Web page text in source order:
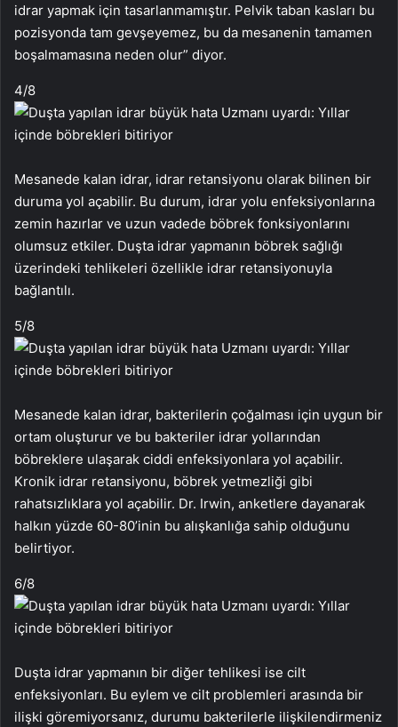
idrar yapmak için tasarlanmamıştır. Pelvik taban kasları bu
pozisyonda tam gevşeyemez, bu da mesanenin tamamen
boşalmamasına neden olur” diyor.
4/8
Mesanede kalan idrar, idrar retansiyonu olarak bilinen bir
duruma yol açabilir. Bu durum, idrar yolu enfeksiyonlarına
zemin hazırlar ve uzun vadede böbrek fonksiyonlarını
olumsuz etkiler. Duşta idrar yapmanın böbrek sağlığı
üzerindeki tehlikeleri özellikle idrar retansiyonuyla
bağlantılı.
5/8
Mesanede kalan idrar, bakterilerin çoğalması için uygun bir
ortam oluşturur ve bu bakteriler idrar yollarından
böbreklere ulaşarak ciddi enfeksiyonlara yol açabilir.
Kronik idrar retansiyonu, böbrek yetmezliği gibi
rahatsızlıklara yol açabilir. Dr. Irwin, anketlere dayanarak
halkın yüzde 60-80’inin bu alışkanlığa sahip olduğunu
belirtiyor.
6/8
Duşta idrar yapmanın bir diğer tehlikesi ise cilt
enfeksiyonları. Bu eylem ve cilt problemleri arasında bir
ilişki göremiyorsanız, durumu bakterilerle ilişkilendirmeniz